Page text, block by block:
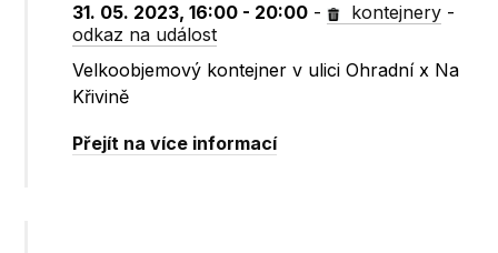
31. 05. 2023, 16:00 - 20:00 - kontejnery -
odkaz na událost
Velkoobjemový kontejner v ulici Ohradní x Na
Křivině
Přejít na více informací